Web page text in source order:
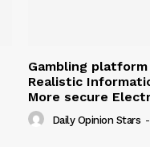
Gambling
Realistic
More secure
Daily Opinion Stars -